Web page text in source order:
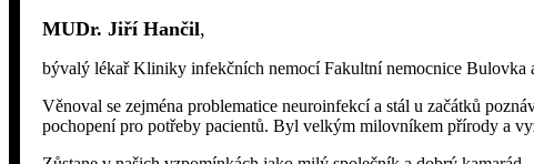
MUDr. Jiří Hančil,
bývalý lékař Kliniky infekčních nemocí Fakultní nemocnice
Věnoval se zejména problematice neuroinfekcí a stál u začátků
pochopení pro potřeby pacientů. Byl velkým milovníkem přírody a